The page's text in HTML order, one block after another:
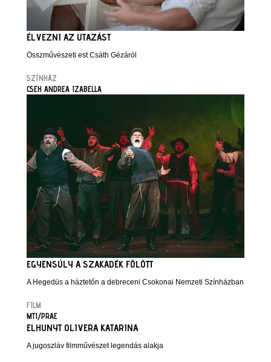
ÉLVEZNI AZ UTAZÁST
Összművészeti est Csáth Gézáról
SZÍNHÁZ
CSEH ANDREA IZABELLA
EGYENSÚLY A SZAKADÉK FÖLÖTT
A Hegedüs a háztetőn a debreceni Csokonai Nemzeti Színházban
FILM
MTI/PRAE
ELHUNYT OLIVERA KATARINA
A jugoszláv filmművészet legendás alakja